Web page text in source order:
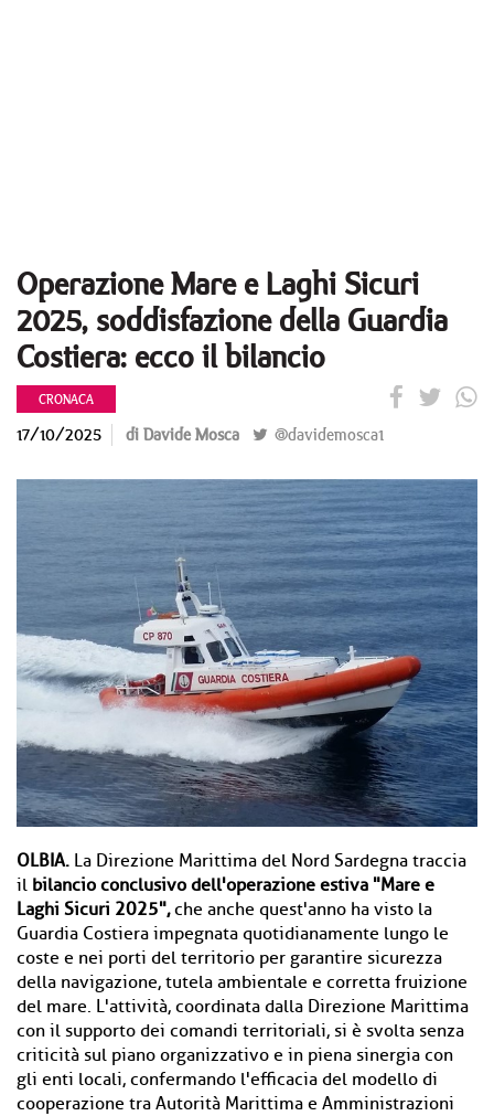
Operazione Mare e Laghi Sicuri
2025, soddisfazione della Guardia
Costiera: ecco il bilancio
CRONACA
17/10/2025 di Davide Mosca @davidemosca1
OLBIA. La Direzione Marittima del Nord Sardegna traccia
il bilancio conclusivo dell'operazione estiva "Mare e
Laghi Sicuri 2025",che anche quest'anno ha visto la
Guardia Costiera impegnata quotidianamente lungo le
coste e nei porti del territorio per garantire sicurezza
della navigazione, tutela ambientale e corretta fruizione
del mare. L'attività, coordinata dalla Direzione Marittima
con il supporto dei comandi territoriali, si è svolta senza
criticità sul piano organizzativo e in piena sinergia con
gli enti locali, confermando l'efficacia del modello di
cooperazione tra Autorità Marittima e Amministrazioni